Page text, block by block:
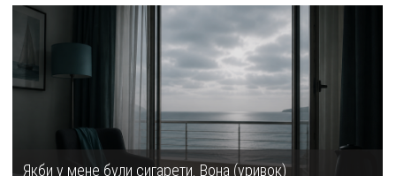
Якби у мене були сигарети. Вона (уривок)